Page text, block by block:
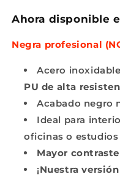
Ahora disponible
Negra profesional
Acero
PU de alta
Acabado negro
Ideal para
oficinas o estudios
Mayor
¡Nuestra